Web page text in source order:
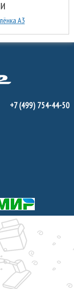
А3
+7 (499) 754-44-50